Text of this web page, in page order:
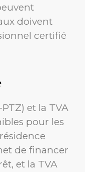
doivent
certifié
et la TVA
pour les
de financer
et la TVA